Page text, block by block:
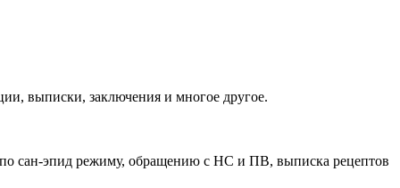
выписки, заключения и многое другое.
сан-эпид режиму, обращению с НС и ПВ, выписка рецептов